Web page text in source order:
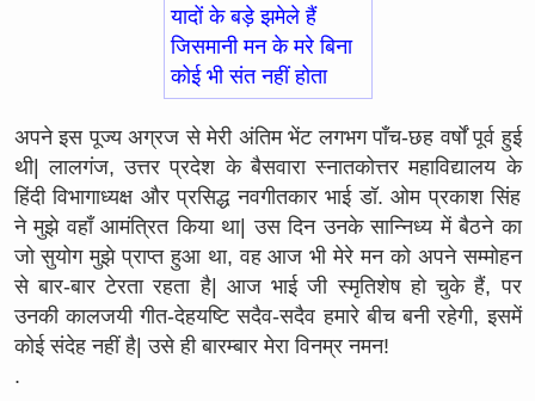
यादों के बड़े झमेले हैं
जिसमानी मन के मरे बिना
कोई भी संत नहीं होता
अपने इस पूज्य अग्रज से मेरी अंतिम भेंट लगभग पाँच-छह वर्षों पूर्व हुई
थी| लालगंज, उत्तर प्रदेश के बैसवारा स्नातकोत्तर महाविद्यालय के
हिंदी विभागाध्यक्ष और प्रसिद्ध नवगीतकार भाई डॉ. ओम प्रकाश सिंह
ने मुझे वहाँ आमंत्रित किया था| उस दिन उनके सान्निध्य में बैठने का
जो सुयोग मुझे प्राप्त हुआ था, वह आज भी मेरे मन को अपने सम्मोहन
से बार-बार टेरता रहता है| आज भाई जी स्मृतिशेष हो चुके हैं, पर
उनकी कालजयी गीत-देहयष्टि सदैव-सदैव हमारे बीच बनी रहेगी, इसमें
कोई संदेह नहीं है| उसे ही बारम्बार मेरा विनम्र नमन!
.